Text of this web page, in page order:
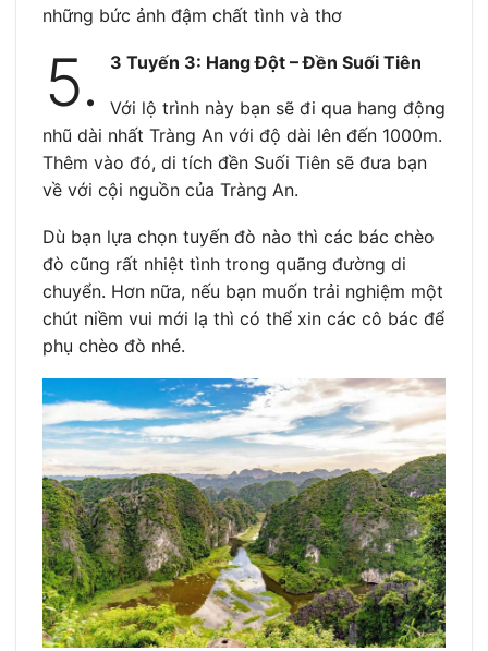
những bức ảnh đậm chất tình và thơ
5. 3 Tuyến 3: Hang Đột – Đền Suối Tiên
Với lộ trình này bạn sẽ đi qua hang động
nhũ dài nhất Tràng An với độ dài lên đến 1000m.
Thêm vào đó, di tích đền Suối Tiên sẽ đưa bạn
về với cội nguồn của Tràng An.
Dù bạn lựa chọn tuyến đò nào thì các bác chèo
đò cũng rất nhiệt tình trong quãng đường di
chuyển. Hơn nữa, nếu bạn muốn trải nghiệm một
chút niềm vui mới lạ thì có thể xin các cô bác để
phụ chèo đò nhé.